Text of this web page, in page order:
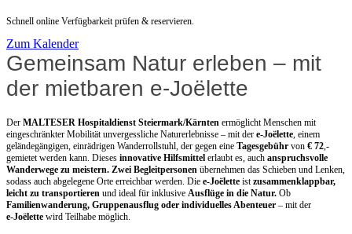
Schnell online Verfügbarkeit prüfen & reservieren.
Zum Kalender
Gemeinsam Natur erleben – mit
der mietbaren e‑Joëlette
Der MALTESER Hospitaldienst Steiermark/Kärnten ermöglicht Menschen mit
eingeschränkter Mobilität unvergessliche Naturerlebnisse – mit der e‑Joëlette, einem
geländegängigen, einrädrigen Wanderrollstuhl, der gegen eine Tagesgebühr von € 72,-
gemietet werden kann. Dieses innovative Hilfsmittel erlaubt es, auch anspruchsvolle
Wanderwege zu meistern. Zwei Begleitpersonen übernehmen das Schieben und Lenken,
sodass auch abgelegene Orte erreichbar werden. Die e‑Joëlette istzusammenklappbar,
leicht zu transportieren und ideal für inklusive Ausflüge in die Natur. Ob
Familienwanderung, Gruppenausflug oder individuelles Abenteuer – mit der
e‑Joëlette wird Teilhabe möglich.